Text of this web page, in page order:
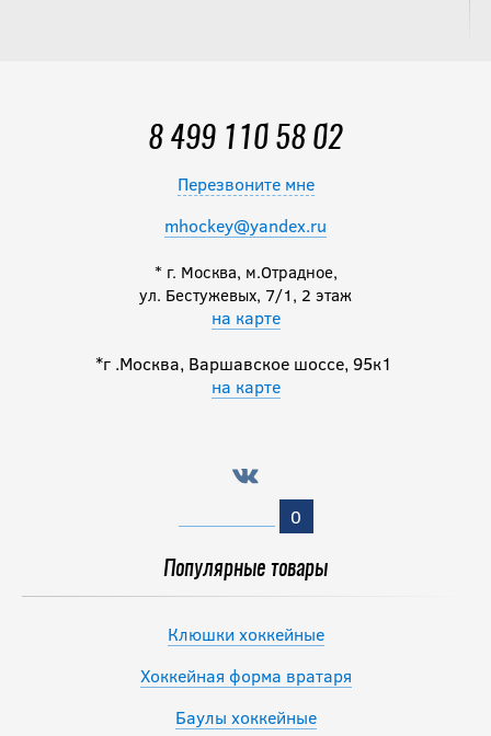
8 499 110 58 02
Перезвоните мне
mhockey@yandex.ru
* г. Москва, м.Отрадное,
ул. Бестужевых, 7/1, 2 этаж
на карте
*г .Москва, Варшавское шоссе, 95к1
на карте
0
Популярные товары
Клюшки хоккейные
Хоккейная форма вратаря
Баулы хоккейные